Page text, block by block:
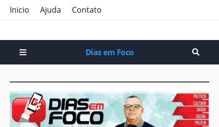
Inicio Ajuda Contato
Dias em Foco